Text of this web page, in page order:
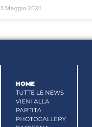
5 Maggio 2020
HOME
TUTTE LE NEWS
VIENI ALLA
PARTITA
PHOTOGALLERY